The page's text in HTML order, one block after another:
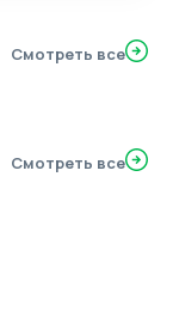
Смотреть все
Смотреть все